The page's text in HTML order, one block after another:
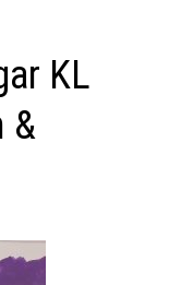
KL
&